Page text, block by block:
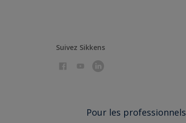
Suivez Sikkens
Pour les professionnels